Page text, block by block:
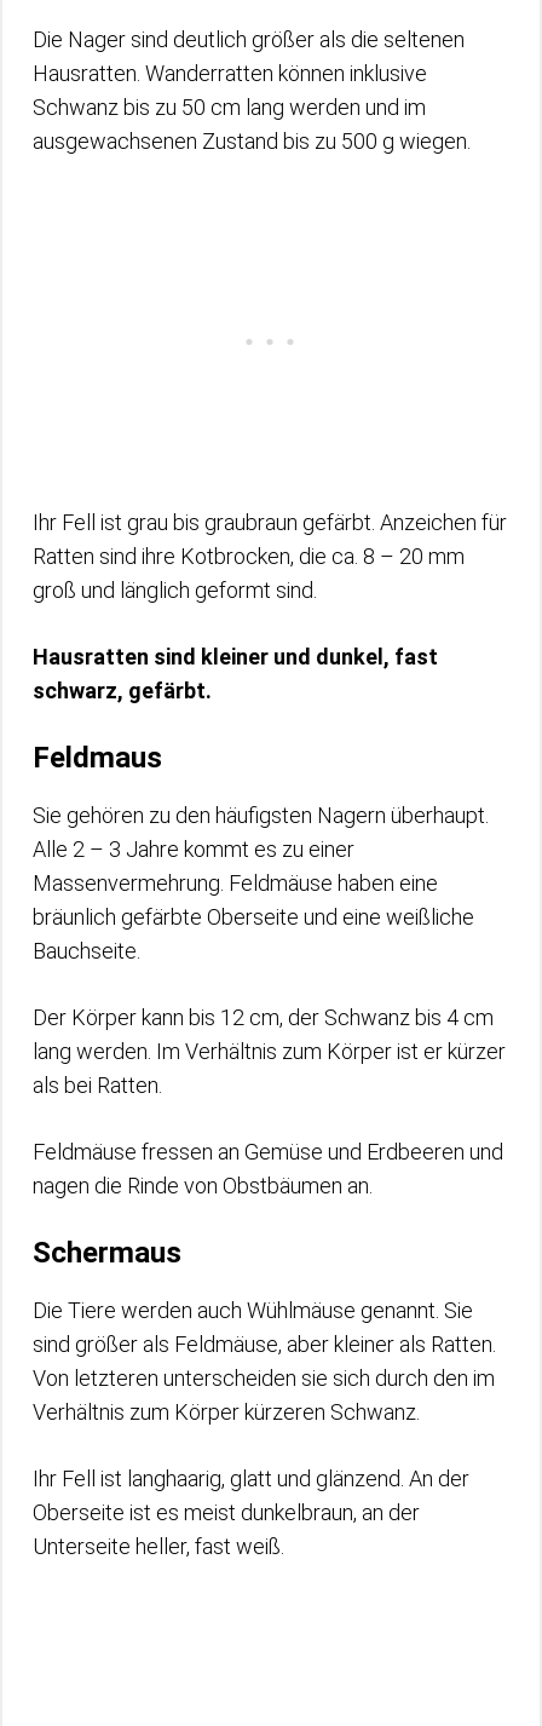
Die Nager sind deutlich größer als die seltenen
Hausratten. Wanderratten können inklusive
Schwanz bis zu 50 cm lang werden und im
ausgewachsenen Zustand bis zu 500 g wiegen.
Ihr Fell ist grau bis graubraun gefärbt. Anzeichen für
Ratten sind ihre Kotbrocken, die ca. 8 – 20 mm
groß und länglich geformt sind.
Hausratten sind kleiner und dunkel, fast
schwarz, gefärbt.
Feldmaus
Sie gehören zu den häufigsten Nagern überhaupt.
Alle 2 – 3 Jahre kommt es zu einer
Massenvermehrung. Feldmäuse haben eine
bräunlich gefärbte Oberseite und eine weißliche
Bauchseite.
Der Körper kann bis 12 cm, der Schwanz bis 4 cm
lang werden. Im Verhältnis zum Körper ist er kürzer
als bei Ratten.
Feldmäuse fressen an Gemüse und Erdbeeren und
nagen die Rinde von Obstbäumen an.
Schermaus
Die Tiere werden auch Wühlmäuse genannt. Sie
sind größer als Feldmäuse, aber kleiner als Ratten.
Von letzteren unterscheiden sie sich durch den im
Verhältnis zum Körper kürzeren Schwanz.
Ihr Fell ist langhaarig, glatt und glänzend. An der
Oberseite ist es meist dunkelbraun, an der
Unterseite heller, fast weiß.